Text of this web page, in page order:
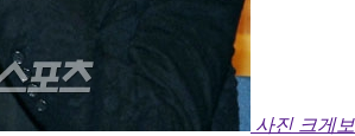
사진 크게